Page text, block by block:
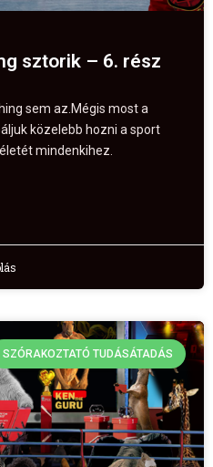
sztorik – 6. rész
sem az.Mégis most a
közelebb hozni a sport
mindenkihez.
SZÓRAKOZTATÓ TUDÁSÁTADÁS